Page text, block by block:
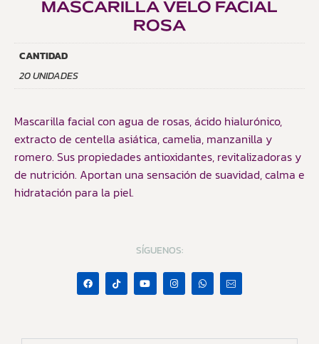
MASCARILLA VELO FACIAL
ROSA
CANTIDAD
20 UNIDADES
Mascarilla facial con agua de rosas, ácido hialurónico,
extracto de centella asiática, camelia, manzanilla y
romero. Sus propiedades antioxidantes, revitalizadoras y
de nutrición. Aportan una sensación de suavidad, calma e
hidratación para la piel.
SÍGUENOS: